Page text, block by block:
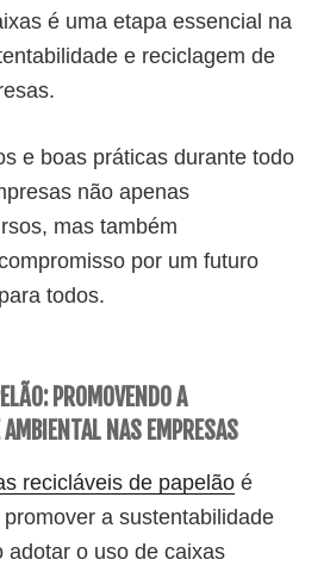
é uma etapa essencial na
e reciclagem de
e boas práticas durante todo
não apenas
mas também
por um futuro
todos.
PROMOVENDO A
NAS EMPRESAS
recicláveis de papelão é
a sustentabilidade
adotar o uso de caixas